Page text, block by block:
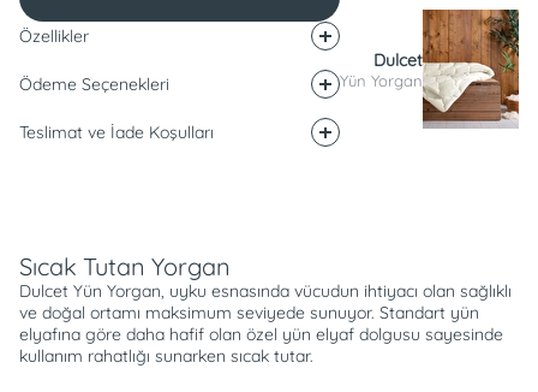
Özellikler
Ödeme Seçenekleri
Teslimat ve İade Koşulları
Dulcet
Yün Yorgan
Sıcak Tutan Yorgan
Dulcet Yün Yorgan, uyku esnasında vücudun ihtiyacı olan sağlıklı
ve doğal ortamı maksimum seviyede sunuyor. Standart yün
elyafına göre daha hafif olan özel yün elyaf dolgusu sayesinde
kullanım rahatlığı sunarken sıcak tutar.